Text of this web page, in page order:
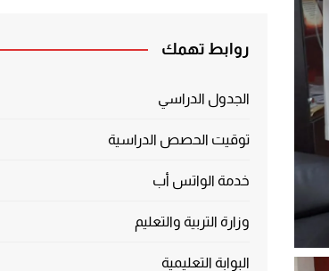
روابط تهمك
الجدول الدراسي
توقيت الحصص الدراسية
خدمة الواتس أب
وزارة التربية والتعليم
البوابة التعليمية